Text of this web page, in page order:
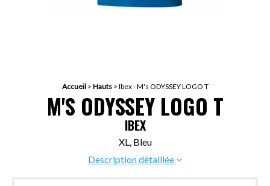
Accueil> Hauts> Ibex - M's ODYSSEY LOGO T
M'S ODYSSEY LOGO T
IBEX
XL, Bleu
Description détaillée